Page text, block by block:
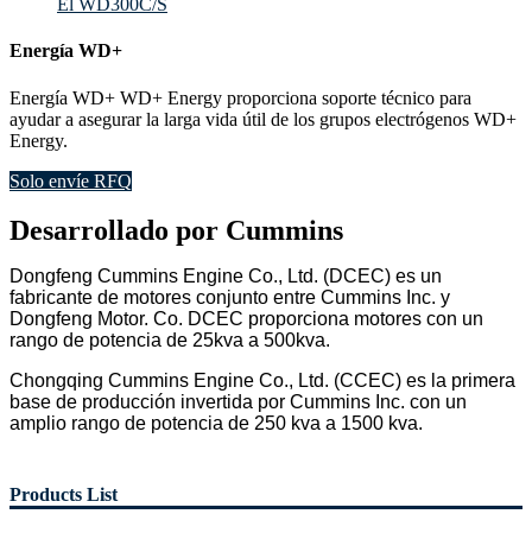
El WD300C/S
Energía WD+
Energía WD+ WD+ Energy proporciona soporte técnico para
ayudar a asegurar la larga vida útil de los grupos electrógenos WD+
Energy.
Solo envíe RFQ
Desarrollado por Cummins
Dongfeng Cummins Engine Co., Ltd. (DCEC) es un
fabricante de motores conjunto entre Cummins Inc. y
Dongfeng Motor. Co. DCEC proporciona motores con un
rango de potencia de 25kva a 500kva.
Chongqing Cummins Engine Co., Ltd. (CCEC) es la primera
base de producción invertida por Cummins Inc. con un
amplio rango de potencia de 250 kva a 1500 kva.
Products List